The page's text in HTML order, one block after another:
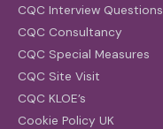
CQC Interview Questions
CQC Consultancy
CQC Special Measures
CQC Site Visit
CQC KLOE’s
Cookie Policy UK